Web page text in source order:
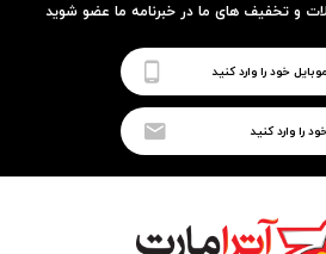
و تخفیف های ما در خبرنامه ما عضو شوید